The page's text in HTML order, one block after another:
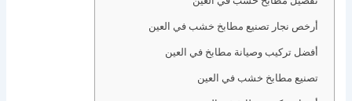
أرخص نجار تصنيع مطابخ خشب في العين
أفضل تركيب وصيانة مطابخ في العين
تصنيع مطابخ خشب في العين